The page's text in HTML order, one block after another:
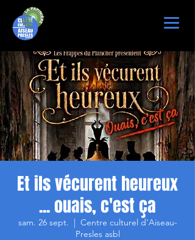
Et ils vécurent heureux
... ouais, c'est ça
sam. 26 sept.
  |
Centre culturel d'Aiseau-
Presles asbl